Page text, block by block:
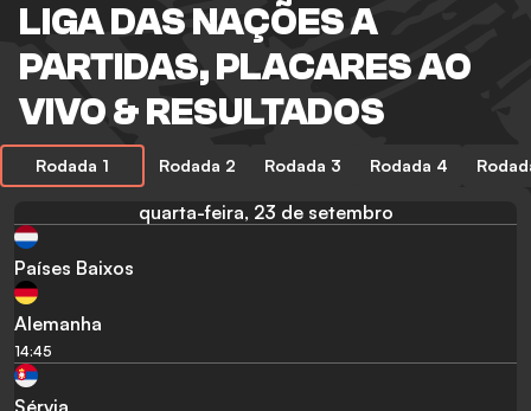
LIGA DAS NAÇÕES A
PARTIDAS, PLACARES AO
VIVO & RESULTADOS
Rodada 1 Rodada 2 Rodada 3 Rodada 4
quarta-feira, 23 de setembro
Países Baixos
Alemanha
14:45
Sérvia